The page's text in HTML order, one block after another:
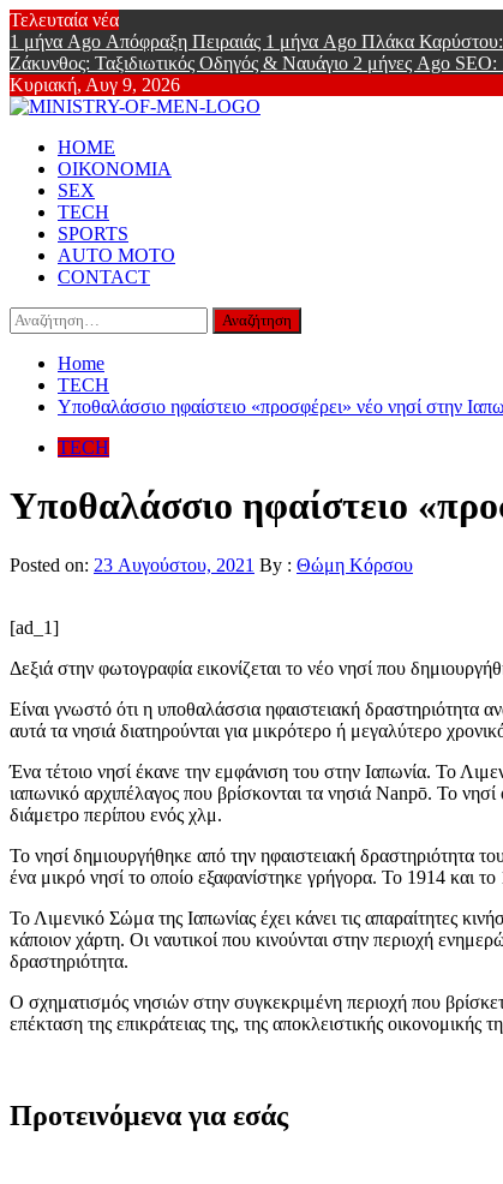
Skip
to
content
Τελευταία νέα
1 μήνα Ago Απόφραξη Πειραιάς 1 μήνα Ago Πλάκα Καρύστου:
Ζάκυνθος: Ταξιδιωτικός Οδηγός & Ναυάγιο 2 μήνες Ago SEO:
Κυριακή, Αυγ 9, 2026
Online Lifestyle περιοδικό για Aνδρες
Primary
Menu
HOME
ΟΙΚΟΝΟΜΙΑ
SEX
TECH
SPORTS
AUTO MOTO
CONTACT
Αναζήτηση
για:
Home
TECH
Υποθαλάσσιο ηφαίστειο «προσφέρει» νέο νησί στην
TECH
Υποθαλάσσιο ηφαίστειο
Posted on: 23 Αυγούστου, 2021 By : Θώμη Κόρσου
[ad_1]
Δεξιά στην φωτογραφία εικονίζεται το νέο νησί που
Είναι γνωστό ότι η υποθαλάσσια ηφαιστειακή
αυτά τα νησιά διατηρούνται για μικρότερο ή μεγαλύτερο
Ένα τέτοιο νησί έκανε την εμφάνιση του στην Ιαπωνία. Το
ιαπωνικό αρχιπέλαγος που βρίσκονται τα νησιά Nanpō. To
διάμετρο περίπου ενός χλμ.
Το νησί δημιουργήθηκε από την ηφαιστειακή δραστηριότητα
ένα μικρό νησί το οποίο εξαφανίστηκε γρήγορα. Το 1914 και
Το Λιμενικό Σώμα της Ιαπωνίας έχει κάνει τις απαραίτητες
κάποιον χάρτη. Οι ναυτικοί που κινούνται στην περιοχή
δραστηριότητα.
Ο σχηματισμός νησιών στην συγκεκριμένη περιοχή που
επέκταση της επικράτειας της, της αποκλειστικής οικονομικής
Προτεινόμενα για εσάς